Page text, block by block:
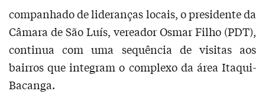
companhado de lideranças locais, o presidente da
Câmara de São Luís, vereador Osmar Filho (PDT),
continua com uma sequência de visitas aos
bairros que integram o complexo da área Itaqui-
Bacanga.